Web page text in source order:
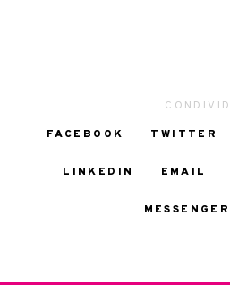
FACEBOOK
TWITTER
LINKEDIN EMAIL
MESSENGER